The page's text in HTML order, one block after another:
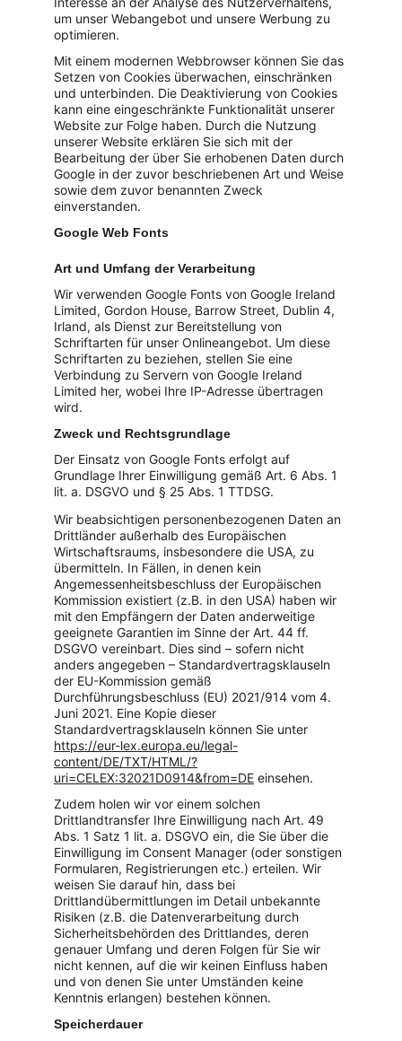
um unser Webangebot und unsere Werbung zu
optimieren.
Mit einem modernen Webbrowser können Sie das
Setzen von Cookies überwachen, einschränken
und unterbinden. Die Deaktivierung von Cookies
kann eine eingeschränkte Funktionalität unserer
Website zur Folge haben. Durch die Nutzung
unserer Website erklären Sie sich mit der
Bearbeitung der über Sie erhobenen Daten durch
Google in der zuvor beschriebenen Art und Weise
sowie dem zuvor benannten Zweck
einverstanden.
Google Web Fonts
Art und Umfang der Verarbeitung
Wir verwenden Google Fonts von Google Ireland
Limited, Gordon House, Barrow Street, Dublin 4,
Irland, als Dienst zur Bereitstellung von
Schriftarten für unser Onlineangebot. Um diese
Schriftarten zu beziehen, stellen Sie eine
Verbindung zu Servern von Google Ireland
Limited her, wobei Ihre IP-Adresse übertragen
wird.
Zweck und Rechtsgrundlage
Der Einsatz von Google Fonts erfolgt auf
Grundlage Ihrer Einwilligung gemäß Art. 6 Abs. 1
lit. a. DSGVO und § 25 Abs. 1 TTDSG.
Wir beabsichtigen personenbezogenen Daten an
Drittländer außerhalb des Europäischen
Wirtschaftsraums, insbesondere die USA, zu
übermitteln. In Fällen, in denen kein
Angemessenheitsbeschluss der Europäischen
Kommission existiert (z.B. in den USA) haben wir
mit den Empfängern der Daten anderweitige
geeignete Garantien im Sinne der Art. 44 ff.
DSGVO vereinbart. Dies sind – sofern nicht
anders angegeben – Standardvertragsklauseln
der EU-Kommission gemäß
Durchführungsbeschluss (EU) 2021/914 vom 4.
Juni 2021. Eine Kopie dieser
Standardvertragsklauseln können Sie unter
https://eur-lex.europa.eu/legal-
content/DE/TXT/HTML/?
uri=CELEX:32021D0914&from=DE einsehen.
Zudem holen wir vor einem solchen
Drittlandtransfer Ihre Einwilligung nach Art. 49
Abs. 1 Satz 1 lit. a. DSGVO ein, die Sie über die
Einwilligung im Consent Manager (oder sonstigen
Formularen, Registrierungen etc.) erteilen. Wir
weisen Sie darauf hin, dass bei
Drittlandübermittlungen im Detail unbekannte
Risiken (z.B. die Datenverarbeitung durch
Sicherheitsbehörden des Drittlandes, deren
genauer Umfang und deren Folgen für Sie wir
nicht kennen, auf die wir keinen Einfluss haben
und von denen Sie unter Umständen keine
Kenntnis erlangen) bestehen können.
Speicherdauer